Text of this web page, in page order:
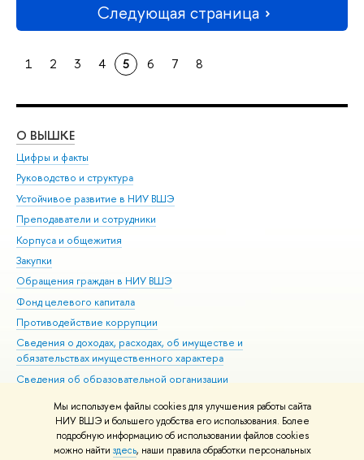
Мы используем файлы cookies для улучшения работы сайта
НИУ ВШЭ и большего удобства его использования. Более
подробную информацию об использовании файлов cookies
можно найти здесь, наши правила обработки персональных
Следующая страница
1 2 3 4 5 6 7 8
О ВЫШКЕ
Цифры и факты
Руководство и структура
Устойчивое развитие в НИУ ВШЭ
Преподаватели и сотрудники
Корпуса и общежития
Закупки
Обращения граждан в НИУ ВШЭ
Фонд целевого капитала
Противодействие коррупции
Сведения о доходах, расходах, об имуществе и
обязательствах имущественного характера
Сведения об образовательной организации
Людям с ограниченными возможностями здоровья
Единая платежная страница
Работа в Вышке